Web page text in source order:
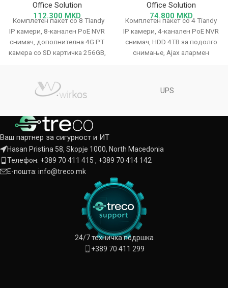
Office Solution
112.300 MKD
Комплетен пакет со 8 Tiandy
IP камери, 8-канален PoE NVR
снимач, дополнителна 4G PT
камера со SD картичка 256GB,
repeater, мобилен 4G рутер, 4U
rack кабинет, 100m Cat-6
инсталација/конфигурација.
Готово решение за видео
надзор, алармна заштита и
безбедност 24/7.
Office Solution
74.800 MKD
Комплетен пакет со 4 Tiandy
IP камери, 4-канален PoE NVR
снимач, HDD 4TB за подолго
снимање, Ajax алармен
конфигурација. Готово
алармна заштита и
UPS
Ваш партнер за сигурност и ИТ
Hasan Pristina 58, Skopje 1000, North Macedonia
Телефон: +389 70 411 415 , +389 70 414 142
Е-пошта: info@treco.mk
24/7 техничка подршка
+389 70 411 299